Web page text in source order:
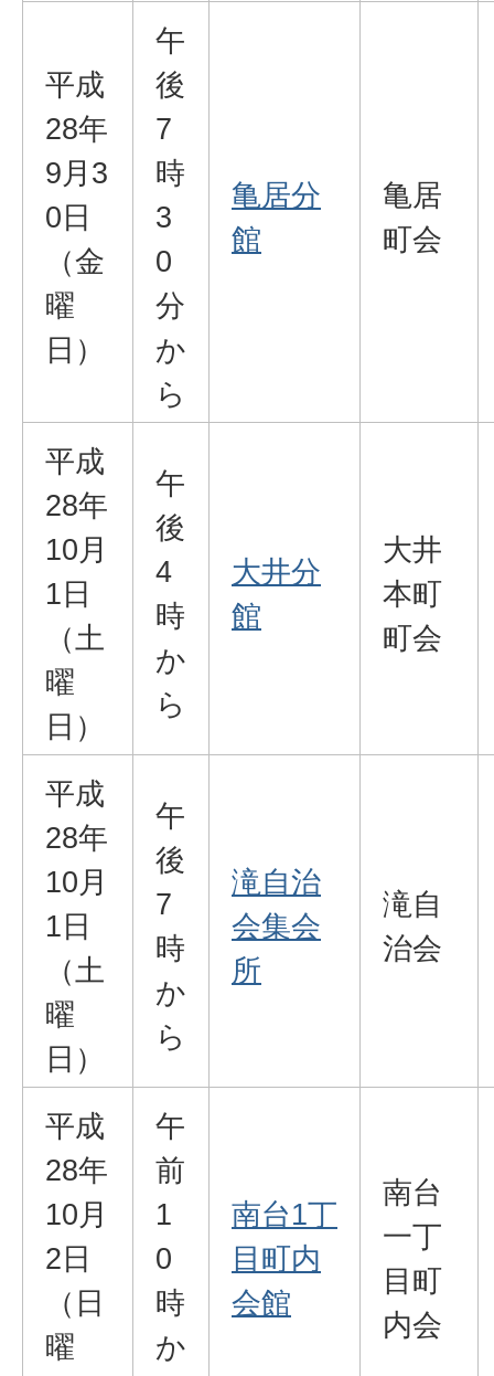
平成
28年
9月3
0日
（金
曜
日）
午
後
7
時
3
0
分
か
ら
亀居分
館
亀居
町会
平成
28年
10月
1日
（土
曜
日）
午
後
4
時
か
ら
大井分
館
大井
本町
町会
平成
28年
10月
1日
（土
曜
日）
午
後
7
時
か
ら
滝自治
会集会
所
滝自
治会
平成
28年
10月
2日
（日
曜
午
前
1
0
時
か
南台1丁
目町内
会館
南台
一丁
目町
内会